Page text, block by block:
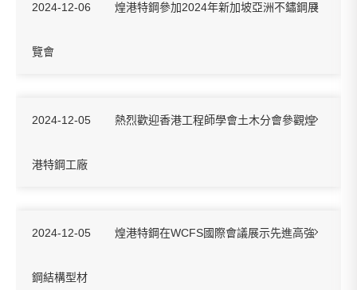
2024-12-06 煌港特鋼參加2024年新加坡亞洲不鏽鋼展
覽會
2024-12-05 熱烈歡迎香港工程師學會土木分會參觀煌
港特鋼工廠
2024-12-05 煌港特鋼在WCFS國際會議展示先進高強
鋼結構型材